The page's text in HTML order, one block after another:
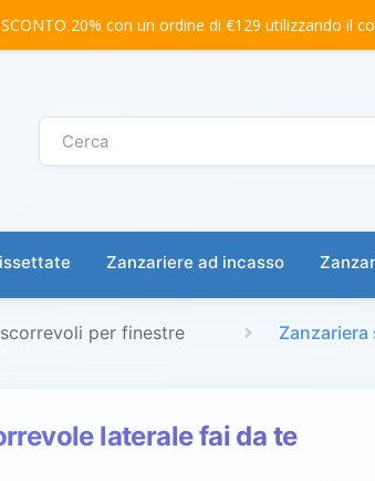
20% con un ordine di €129 utilizzando il
Zanzariere ad incasso
per finestre
laterale fai da te